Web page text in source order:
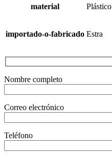
material Plástico
importado-o-fabricado Estra
Nombre completo
Correo electrónico
Teléfono